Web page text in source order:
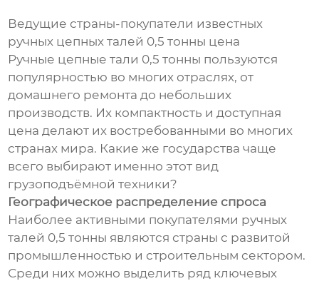
Ведущие страны-покупатели известных
ручных цепных талей 0,5 тонны цена
Ручные цепные тали 0,5 тонны пользуются
популярностью во многих отраслях, от
домашнего ремонта до небольших
производств. Их компактность и доступная
цена делают их востребованными во многих
странах мира. Какие же государства чаще
всего выбирают именно этот вид
грузоподъёмной техники?
Географическое распределение спроса
Наиболее активными покупателями ручных
талей 0,5 тонны являются страны с развитой
промышленностью и строительным сектором.
Среди них можно выделить ряд ключевых